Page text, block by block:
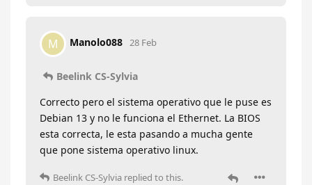
M Manolo088 28 Feb
Beelink CS-Sylvia
Correcto pero el sistema operativo que le puse es
Debian 13 y no le funciona el Ethernet. La BIOS
esta correcta, le esta pasando a mucha gente
que pone sistema operativo linux.
Beelink CS-Sylvia replied to this.